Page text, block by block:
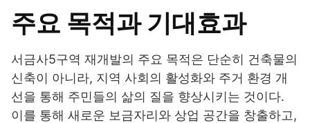
주요 목적과 기대효과
서금사5구역 재개발의 주요 목적은 단순히 건축물의
신축이 아니라, 지역 사회의 활성화와 주거 환경 개
선을 통해 주민들의 삶의 질을 향상시키는 것이다.
이를 통해 새로운 보금자리와 상업 공간을 창출하고,